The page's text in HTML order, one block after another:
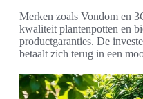
Merken zoals Vondom en
kwaliteit plantenpotten en
productgaranties. De
betaalt zich terug in een